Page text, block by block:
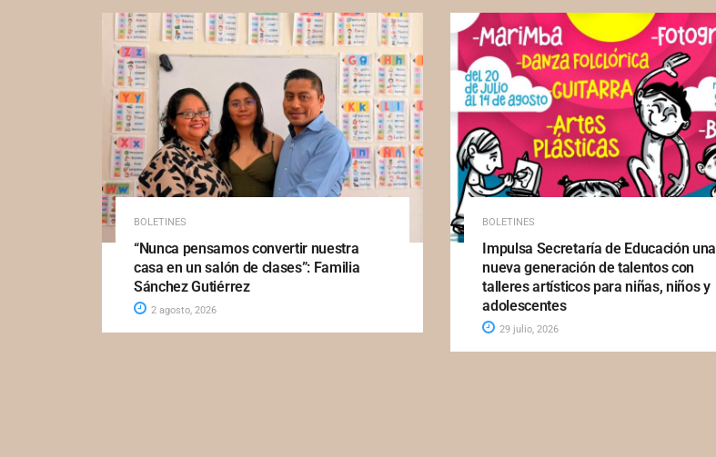
BOLETINES
“Nunca pensamos convertir nuestra
casa en un salón de clases”: Familia
Sánchez Gutiérrez
2 agosto, 2026
BOLETINES
Impulsa Secretaría de Educación una
nueva generación de talentos con
talleres artísticos para niñas, niños y
adolescentes
29 julio, 2026